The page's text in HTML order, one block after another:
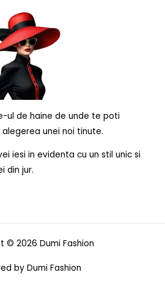
ul de haine de unde te poti
unei noi tinute.
iesi in evidenta cu un stil unic si
din jur.
© 2026 Dumi Fashion
by Dumi Fashion